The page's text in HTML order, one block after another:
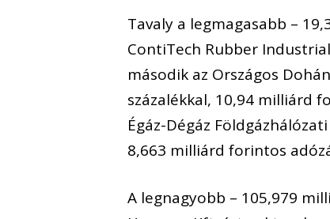
Tavaly a legmagasabb –
ContiTech Rubber
második az Országos
százalékkal, 10,94 milliárd
Égáz-Dégáz
8,663 milliárd forintos
A legnagyobb – 105,979